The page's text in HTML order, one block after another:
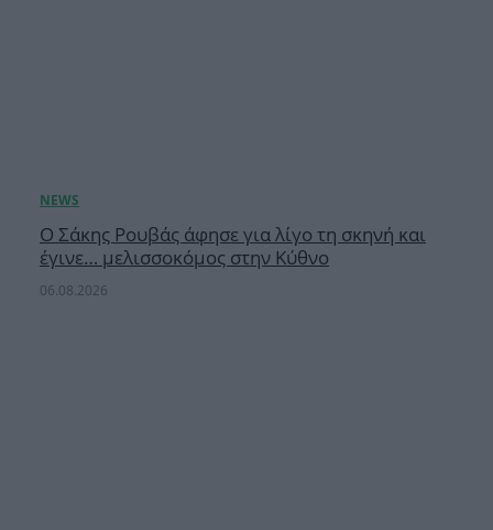
Ο Σάκης Ρουβάς άφησε για λίγο τη σκηνή και
έγινε… μελισσοκόμος στην Κύθνο
06.08.2026